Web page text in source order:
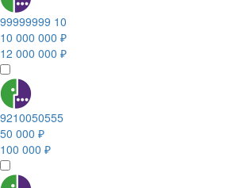
99999999 10
10 000 000 ₽
12 000 000 ₽
9210050555
50 000 ₽
100 000 ₽